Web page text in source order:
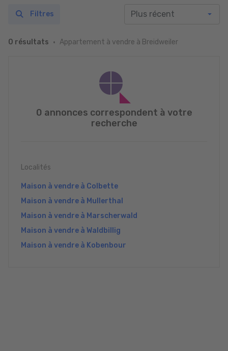
0 résultats Appartement à vendre à Breidweiler
Filtres
0 annonces correspondent à votre
recherche
Localités
Maison à vendre à Colbette
Maison à vendre à Mullerthal
Maison à vendre à Marscherwald
Maison à vendre à Waldbillig
Maison à vendre à Kobenbour